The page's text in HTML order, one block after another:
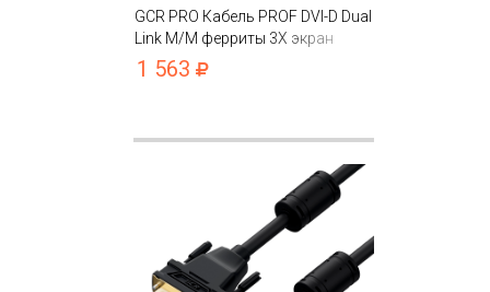
GCR PRO Кабель PROF DVI-D Dual
Link M/M ферриты 3Х экран
капрон
1 563